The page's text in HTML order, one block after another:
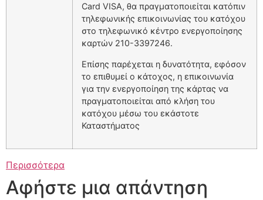
Card VISA, θα πραγματοποιείται κατόπιν
τηλεφωνικής επικοινωνίας του κατόχου
στο τηλεφωνικό κέντρο ενεργοποίησης
καρτών 210-3397246.
Επίσης παρέχεται η δυνατότητα, εφόσον
το επιθυμεί ο κάτοχος, η επικοινωνία
για την ενεργοποίηση της κάρτας να
πραγματοποιείται από κλήση του
κατόχου μέσω του εκάστοτε
Καταστήματος
Περισσότερα
Αφήστε μια απάντηση